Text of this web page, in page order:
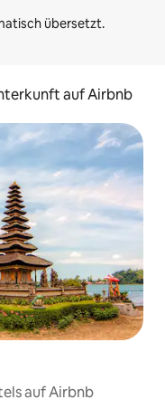
auf Airbnb
auf Airbnb